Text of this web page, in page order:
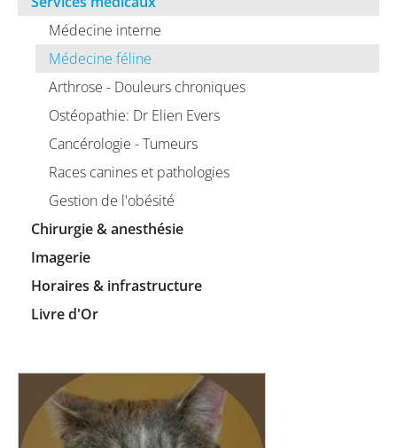
Médecine interne
Médecine féline
Arthrose - Douleurs chroniques
Ostéopathie: Dr Elien Evers
Cancérologie - Tumeurs
Races canines et pathologies
Gestion de l'obésité
Chirurgie & anesthésie
Imagerie
Horaires & infrastructure
Livre d'Or